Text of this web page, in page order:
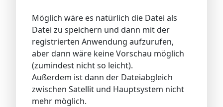
Möglich wäre es natürlich die Datei als
Datei zu speichern und dann mit der
registrierten Anwendung aufzurufen,
aber dann wäre keine Vorschau möglich
(zumindest nicht so leicht).
Außerdem ist dann der Dateiabgleich
zwischen Satellit und Hauptsystem nicht
mehr möglich.